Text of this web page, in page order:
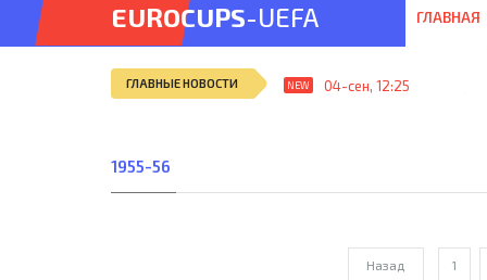
EUROCUPS-UEFA ГЛАВНАЯ
ГЛАВНЫЕ НОВОСТИ NEW 04-сен, 12:25
1955-56
Назад 1